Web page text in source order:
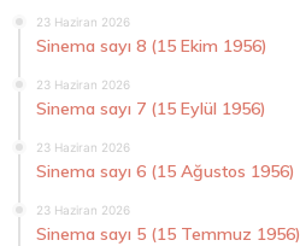
23 Haziran 2026
Sinema sayı 8 (15 Ekim 1956)
23 Haziran 2026
Sinema sayı 7 (15 Eylül 1956)
23 Haziran 2026
Sinema sayı 6 (15 Ağustos 1956)
23 Haziran 2026
Sinema sayı 5 (15 Temmuz 1956)